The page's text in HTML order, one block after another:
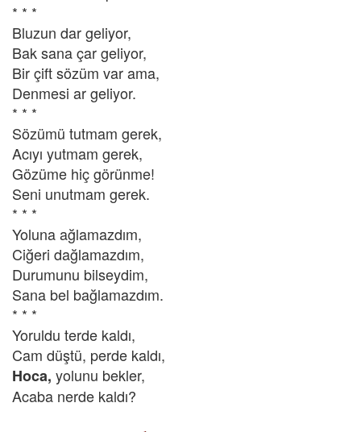
* * *
Bluzun dar geliyor,
Bak sana çar geliyor,
Bir çift sözüm var ama,
Denmesi ar geliyor.
* * *
Sözümü tutmam gerek,
Acıyı yutmam gerek,
Gözüme hiç görünme!
Seni unutmam gerek.
* * *
Yoluna ağlamazdım,
Ciğeri dağlamazdım,
Durumunu bilseydim,
Sana bel bağlamazdım.
* * *
Yoruldu terde kaldı,
Cam düştü, perde kaldı,
Hoca, yolunu bekler,
Acaba nerde kaldı?